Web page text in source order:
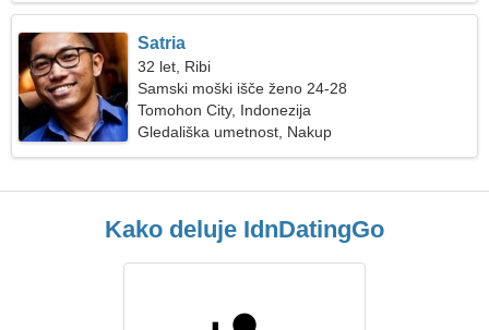
Satria
32 let, Ribi
Samski moški išče ženo 24-28
Tomohon City, Indonezija
Gledališka umetnost, Nakup
Kako deluje IdnDatingGo